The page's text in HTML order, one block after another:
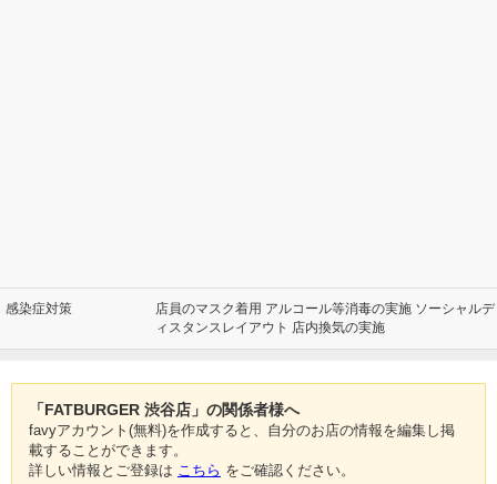
感染症対策
店員のマスク着用 アルコール等消毒の実施 ソーシャルデ
ィスタンスレイアウト 店内換気の実施
「FATBURGER 渋谷店」の関係者様へ
favyアカウント(無料)を作成すると、自分のお店の情報を編集し掲
載することができます。
詳しい情報とご登録は こちら をご確認ください。